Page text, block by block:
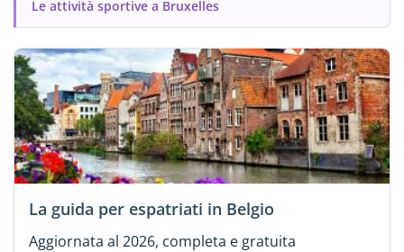
Le attività sportive a Bruxelles
La guida per espatriati in Belgio
Aggiornata al 2026, completa e gratuita